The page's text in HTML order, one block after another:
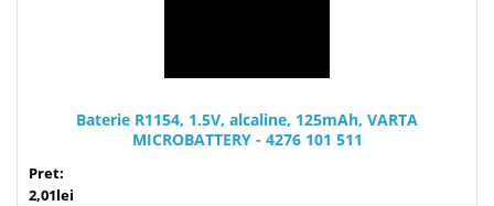
Baterie R1154, 1.5V, alcaline, 125mAh, VARTA
MICROBATTERY - 4276 101 511
Pret:
2,01lei